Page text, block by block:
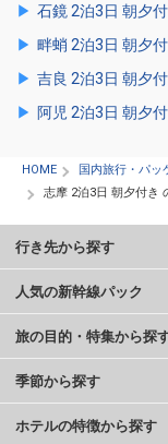
石鏡 2泊3日 朝夕
畔蛸 2泊3日 朝夕
吉良 2泊3日 朝夕
阿児 2泊3日 朝夕
HOME
国内旅行・パッ
志摩 2泊3日 朝夕付き
行き先から探す
人気の新幹線パック
旅の目的・特集から探
季節から探す
ホテルの特徴から探す